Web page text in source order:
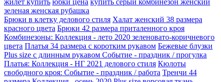
зеленая женская рубашка
Брюки в клетку делового стиля Халат женский 38 размера
красного цвета Брюки 42 размера приталенного кроя
Комбинезоны: Коллекция - лето 2020 зеленовато-коричневого
цвета Платья 34 размера с коротким рукавом Бежевые блузки
Plus size с длинным рукавом Событие - праздник / прогулка
Платья: Коллекция - НГ 2021 делового стиля Кюлоты
свободного кроя: Событие - праздник / работа Тренчи 44